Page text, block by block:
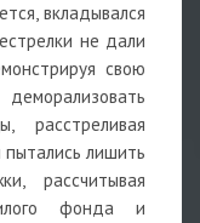
вкладывался
не дали
свою
расстреливая
лишить
рассчитывая
фонда и